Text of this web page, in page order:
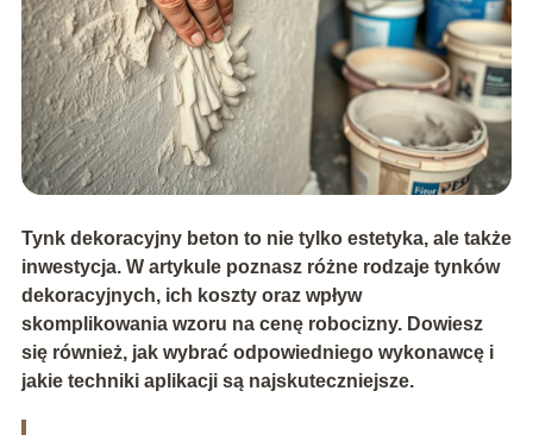
Tynk dekoracyjny beton to nie tylko estetyka, ale także
inwestycja. W artykule poznasz różne rodzaje tynków
dekoracyjnych, ich koszty oraz wpływ
skomplikowania wzoru na cenę robocizny. Dowiesz
się również, jak wybrać odpowiedniego wykonawcę i
jakie techniki aplikacji są najskuteczniejsze.